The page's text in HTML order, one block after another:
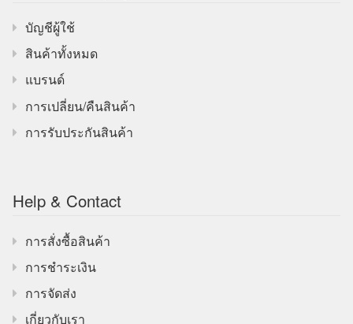
บัญชีผู้ใช้
สินค้าทั้งหมด
แบรนด์
การเปลี่ยน/คืนสินค้า
การรับประกันสินค้า
Help & Contact
การสั่งซื้อสินค้า
การชำระเงิน
การจัดส่ง
เกี่ยวกับเรา